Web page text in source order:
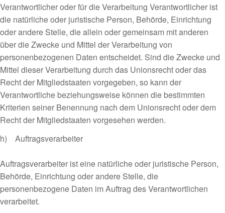
Verantwortlicher oder für die Verarbeitung Verantwortlicher ist
die natürliche oder juristische Person, Behörde, Einrichtung
oder andere Stelle, die allein oder gemeinsam mit anderen
über die Zwecke und Mittel der Verarbeitung von
personenbezogenen Daten entscheidet. Sind die Zwecke und
Mittel dieser Verarbeitung durch das Unionsrecht oder das
Recht der Mitgliedstaaten vorgegeben, so kann der
Verantwortliche beziehungsweise können die bestimmten
Kriterien seiner Benennung nach dem Unionsrecht oder dem
Recht der Mitgliedstaaten vorgesehen werden.
h) Auftragsverarbeiter
Auftragsverarbeiter ist eine natürliche oder juristische Person,
Behörde, Einrichtung oder andere Stelle, die
personenbezogene Daten im Auftrag des Verantwortlichen
verarbeitet.